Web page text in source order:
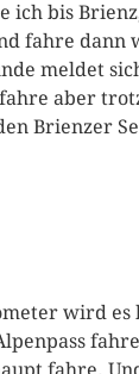
ich bis
fahre dann
meldet
aber
Brienzer
wird es